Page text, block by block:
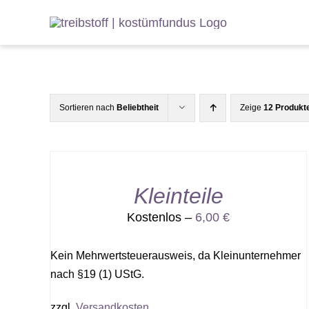
springen
Sortieren nach Beliebtheit Zeige 12
Kleinteile
Kostenlos – 6,00€
Kein Mehrwertsteuerausweis, da Kleinunternehmer
nach §19 (1) UStG.